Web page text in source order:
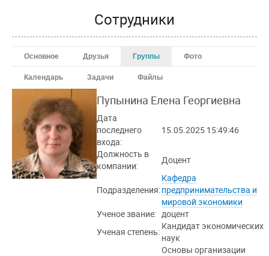
Сотрудники
Основное Друзья Группы Фото
Календарь Задачи Файлы
Пупынина Елена Георгиевна
Дата
последнего
входа:
15.05.2025 15:49:46
Должность в
компании:
Доцент
Подразделения:
Кафедра
предпринимательства и
мировой экономики
Ученое звание: доцент
Ученая степень:
Кандидат экономических
наук
Основы организации